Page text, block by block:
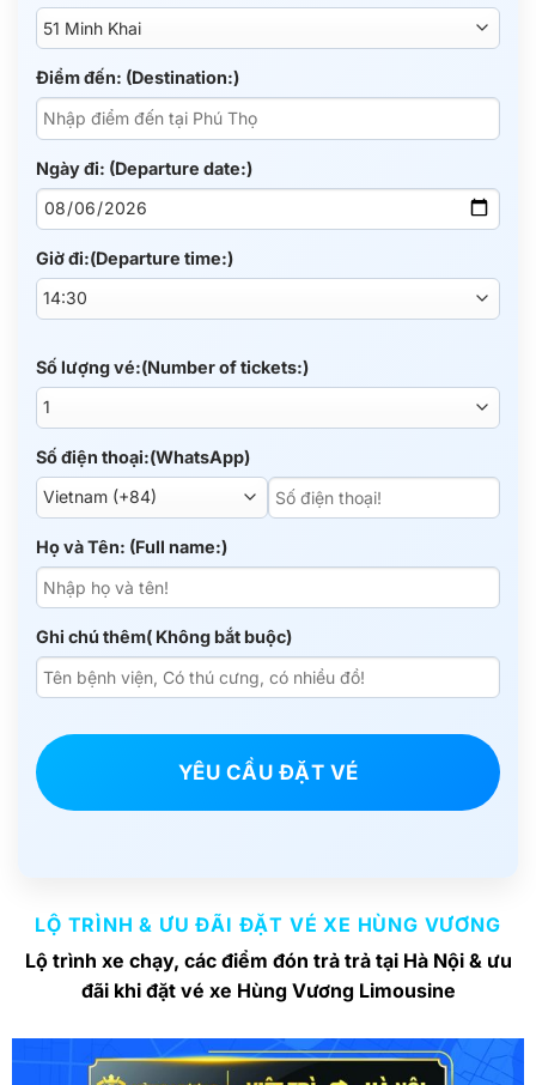
Điểm đến: (Destination:)
Ngày đi: (Departure date:)
Giờ đi:(Departure time:)
Số lượng vé:(Number of tickets:)
Số điện thoại:(WhatsApp)
Họ và Tên: (Full name:)
Ghi chú thêm( Không bắt buộc)
YÊU CẦU ĐẶT VÉ
LỘ TRÌNH & ƯU ĐÃI ĐẶT VÉ XE HÙNG VƯƠNG
Lộ trình xe chạy, các điểm đón trả trả tại Hà Nội & ưu
đãi khi đặt vé xe Hùng Vương Limousine